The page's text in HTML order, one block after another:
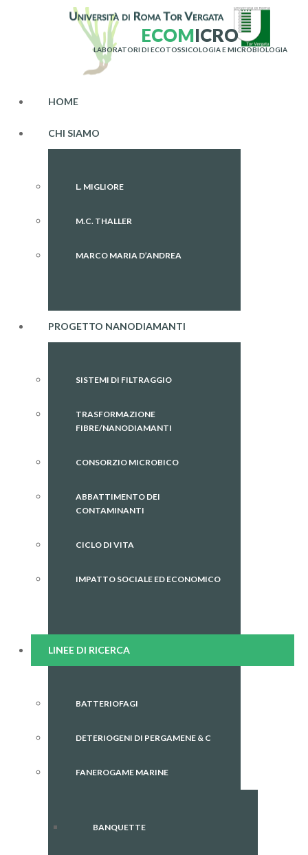
ECOMICRO
LABORATORI DI ECOTOSSICOLOGIA E MICROBIOLOGIA
HOME
CHI SIAMO
L. MIGLIORE
M.C. THALLER
MARCO MARIA D’ANDREA
PROGETTO NANODIAMANTI
SISTEMI DI FILTRAGGIO
TRASFORMAZIONE
FIBRE/NANODIAMANTI
CONSORZIO MICROBICO
ABBATTIMENTO DEI
CONTAMINANTI
CICLO DI VITA
IMPATTO SOCIALE ED ECONOMICO
LINEE DI RICERCA
BATTERIOFAGI
DETERIOGENI DI PERGAMENE & C
FANEROGAME MARINE
BANQUETTE